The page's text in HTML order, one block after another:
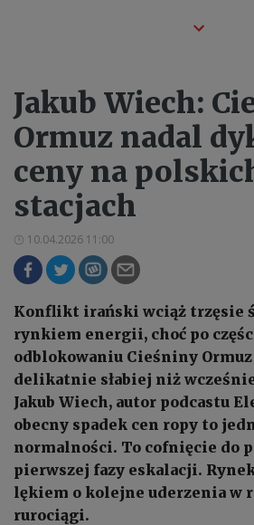
Jakub Wiech:
Ormuz nadal
ceny na
stacjach
10.04.2026 11:00
Konflikt irański wciąż trzęsie
rynkiem energii, choć po
odblokowaniu Cieśniny Ormuz
delikatnie słabiej niż
Jakub Wiech, autor podcastu
obecny spadek cen ropy to
normalności. To cofnięcie do
pierwszej fazy eskalacji.
lękiem o kolejne uderzenia w
rurociągi.